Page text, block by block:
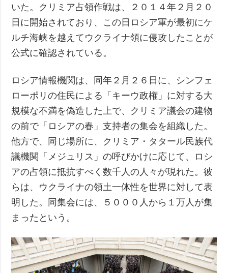
いた。クリミア占領作戦は、２０１４年２月２０
日に開始されており、この日ロシア軍が最初にケ
ルチ海峡を越えてウクライナ領に侵攻したことが
公式に確認されている。
ロシア情報機関は、同年２月２６日に、シンフェ
ローポリの住民による「キーウ政権」に対する大
規模な不満を偽造した上で、クリミア議会の建物
の前で「ロシアの春」支持者の集会を組織した。
他方で、同じ場所に、クリミア・タタール民族代
議機関「メジュリス」の呼びかけに応じて、ロシ
アの占領に抵抗すべく数千人の人々が現れた。彼
らは、ウクライナの領土一体性を世界に対して表
明した。同集会には、５０００人から１万人が集
まったという。